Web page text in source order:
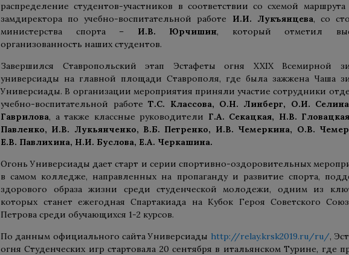
распределение студентов-участников в соответствии со схемой маршрута
замдиректора по учебно-воспитательной работе И.И. Лукъянцева, со
министерства спорта – И.В. Юрчишин, который отметил
организованность наших студентов.
Завершился Ставропольский этап Эстафеты огня XXIX Всемирной
универсиады на главной площади Ставрополя, где была зажжена Чаша
Универсиады. В организации мероприятия приняли участие сотрудники
учебно-воспитательной работеТ.С. Классова, О.Н. Линберг, О.И.
Гаврилова, а также классные руководители Г.А. Секацкая, Н.В.
Павленко, И.В. Лукьянченко, В.Б. Петренко, И.В. Чемеркина, О.В.
Е.В. Павлихина, Н.И. Буслова, Е.А. Черкашина.
Огонь Универсиады дает старт и серии спортивно-оздоровительных
в самом колледже, направленных на пропаганду и развитие спорта,
здорового образа жизни среди студенческой молодежи, одним из
которых станет ежегодная Спартакиада на Кубок Героя Советского
Петрова среди обучающихся 1-2 курсов.
По данным официального сайта Универсиады http://relay.krsk2019.ru/ru/,
огня Студенческих игр стартовала 20 сентября в итальянском Турине, где